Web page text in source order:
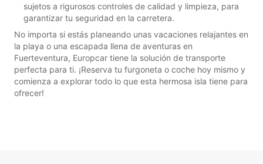
sujetos a rigurosos controles de calidad y limpieza, para
garantizar tu seguridad en la carretera.
No importa si estás planeando unas vacaciones relajantes en
la playa o una escapada llena de aventuras en
Fuerteventura, Europcar tiene la solución de transporte
perfecta para ti. ¡Reserva tu furgoneta o coche hoy mismo y
comienza a explorar todo lo que esta hermosa isla tiene para
ofrecer!